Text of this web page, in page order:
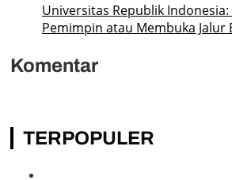
Universitas Republik
Pemimpin atau Membuka Jalur
Komentar
TERPOPULER